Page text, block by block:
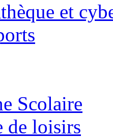
et
Scolaire
de loisirs